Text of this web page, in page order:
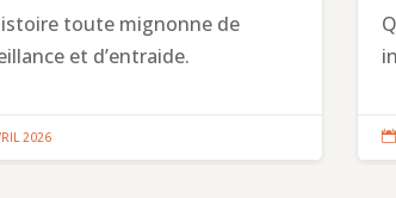
toute mignonne de
et d’entraide.
2026 